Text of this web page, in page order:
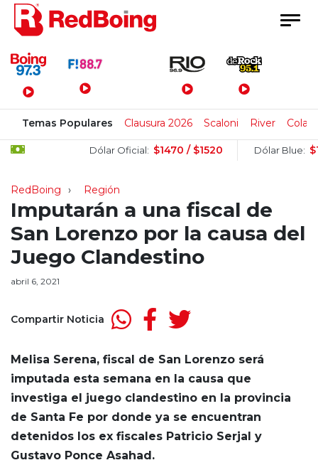
Menú Principal
Temas Populares Clausura 2026 Scaloni River
Dólar Oficial: $1470 / $1520 Dólar Blue:
RedBoing Región
Imputarán a una fiscal de
San Lorenzo por la causa del
Juego Clandestino
abril 6, 2021
Compartir Noticia
Melisa Serena, fiscal de San Lorenzo será
imputada esta semana en la causa que
investiga el juego clandestino en la provincia
de Santa Fe por donde ya se encuentran
detenidos los ex fiscales Patricio Serjal y
Gustavo Ponce Asahad.